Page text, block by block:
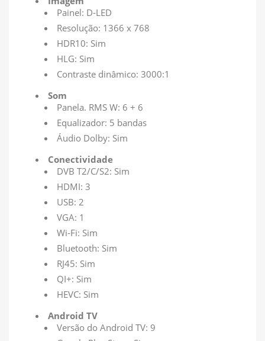
Painel: D-LED
Resolução: 1366 x 768
HDR10: Sim
HLG: Sim
Contraste dinâmico: 3000:1
Som
Panela. RMS W: 6 + 6
Equalizador: 5 bandas
Áudio Dolby: Sim
Conectividade
DVB T2/C/S2: Sim
HDMI: 3
USB: 2
VGA: 1
Wi-Fi: Sim
Bluetooth: Sim
RJ45: Sim
QI+: Sim
HEVC: Sim
Android TV
Versão do Android TV: 9